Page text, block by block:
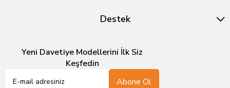
Destek
Yeni Davetiye Modellerini İlk Siz
Keşfedin
Abone Ol